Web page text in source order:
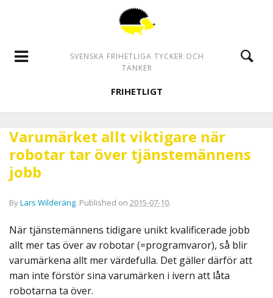
SVENSKA FRIHETLIGA TYCKER OCH
TÄNKER
FRIHETLIGT
Varumärket allt viktigare när
robotar tar över tjänstemännens
jobb
ByLars Wilderäng. Published on 2015-07-10.
När tjänstemännens tidigare unikt kvalificerade jobb
allt mer tas över av robotar (=programvaror), så blir
varumärkena allt mer värdefulla. Det gäller därför att
man inte förstör sina varumärken i ivern att låta
robotarna ta över.